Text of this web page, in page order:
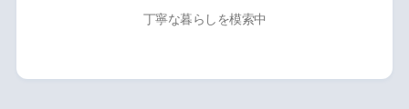
丁寧な暮らしを模索中